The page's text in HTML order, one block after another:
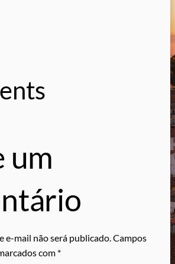
um
e-mail não será publicado. Campos
com *